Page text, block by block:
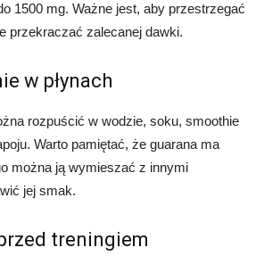
1500 mg. Ważne jest, aby przestrzegać
przekraczać zalecanej dawki.
w płynach
rozpuścić w wodzie, soku, smoothie
Warto pamiętać, że guarana ma
można ją wymieszać z innymi
jej smak.
treningiem